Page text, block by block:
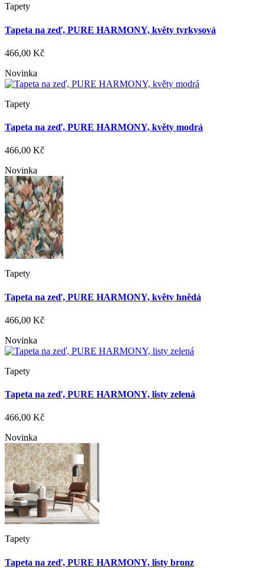
Tapety
Tapeta na zeď, PURE HARMONY, květy tyrkysová
466,00 Kč
Novinka
Tapety
Tapeta na zeď, PURE HARMONY, květy modrá
466,00 Kč
Novinka
Tapety
Tapeta na zeď, PURE HARMONY, květy hnědá
466,00 Kč
Novinka
Tapety
Tapeta na zeď, PURE HARMONY, listy zelená
466,00 Kč
Novinka
Tapety
Tapeta na zeď, PURE HARMONY, listy bronz